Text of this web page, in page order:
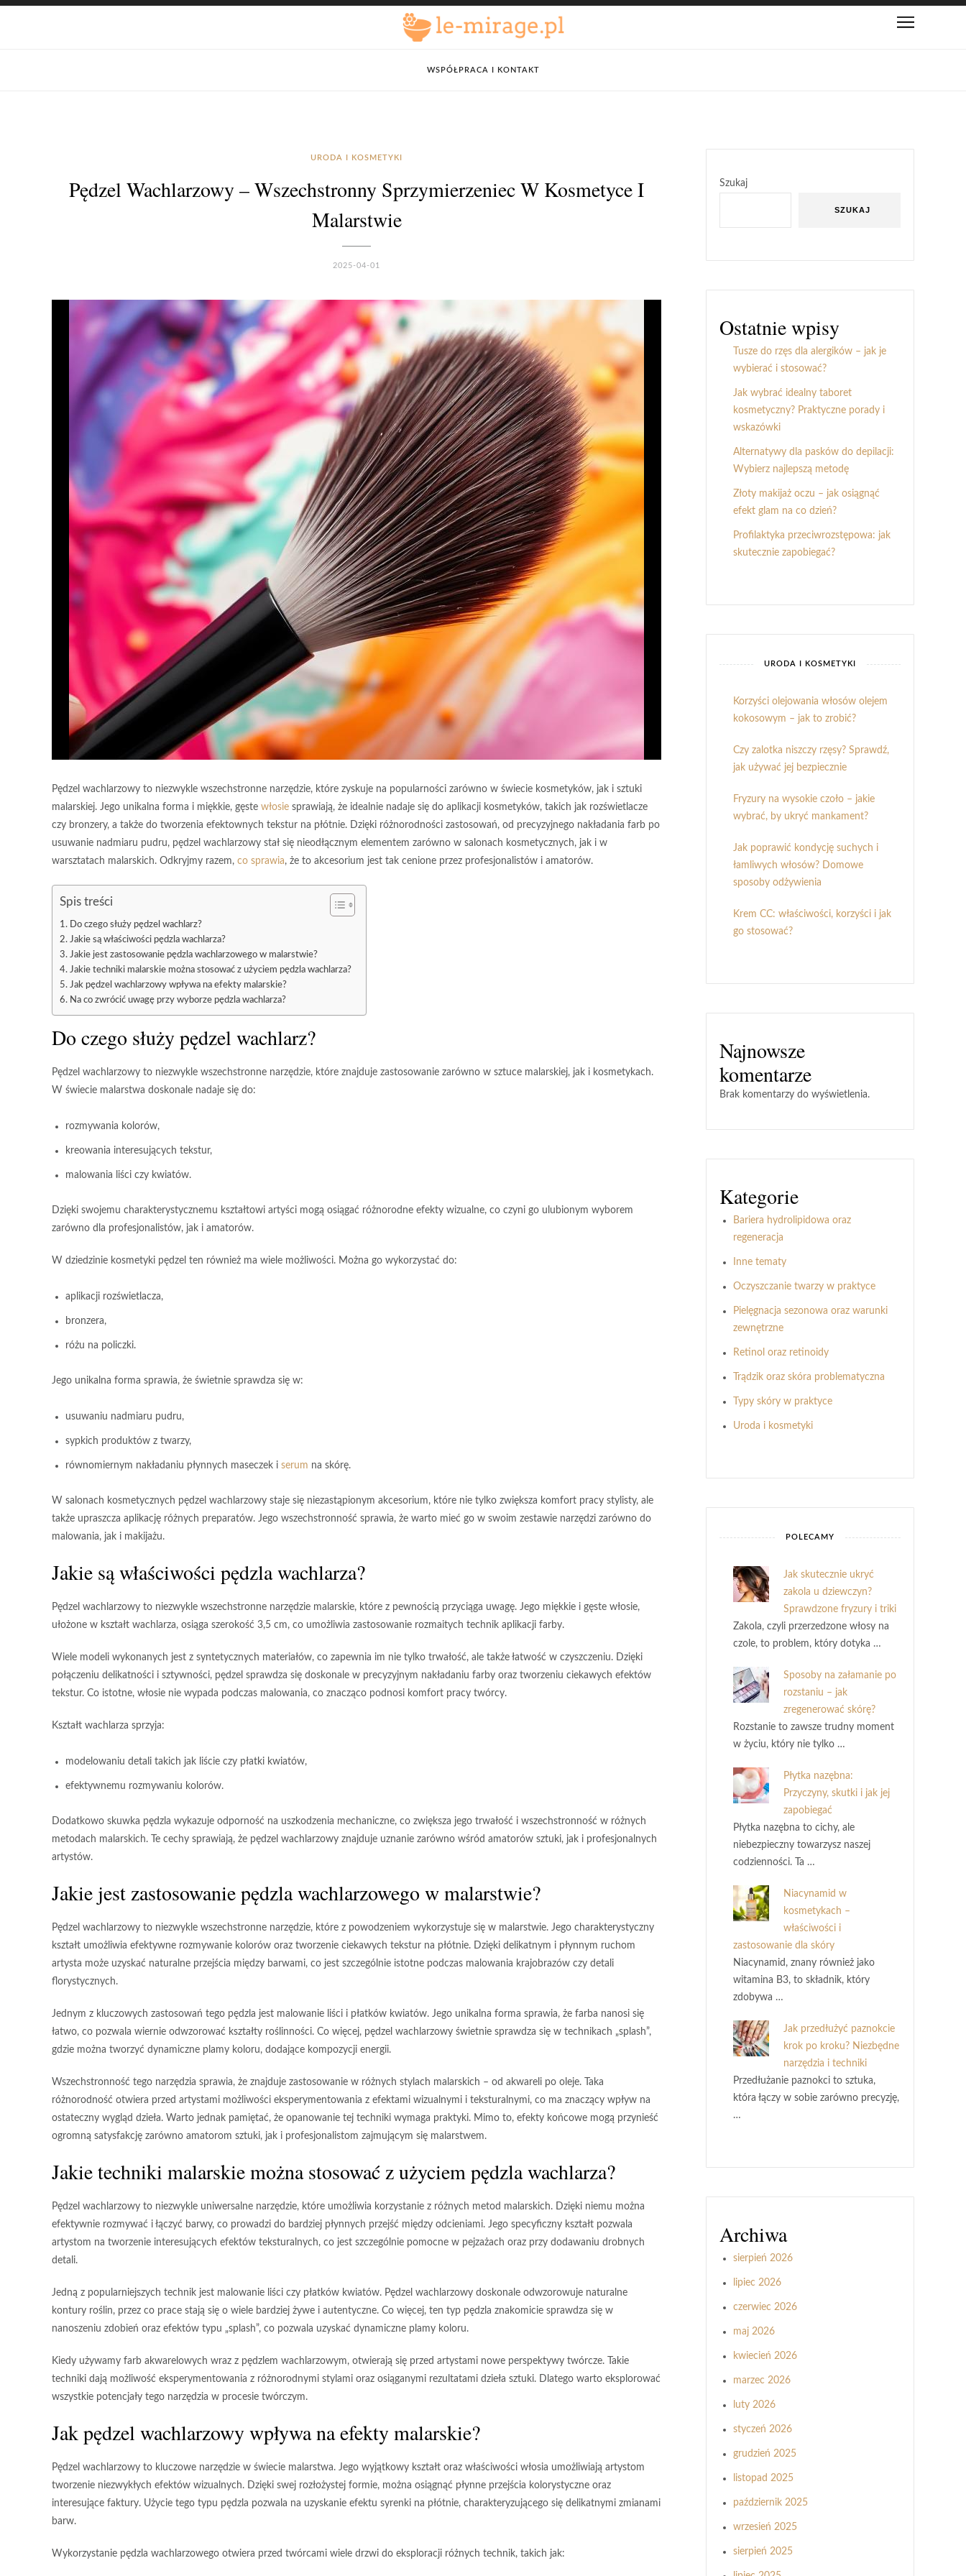
WSPÓŁPRACA I KONTAKT
URODA I KOSMETYKI
Pędzel Wachlarzowy – Wszechstronny Sprzymierzeniec W Kosmetyce I
Malarstwie
2025-04-01
Pędzel wachlarzowy to niezwykle wszechstronne narzędzie, które zyskuje na popularności zarówno w świecie kosmetyków, jak i sztuki
malarskiej. Jego unikalna forma i miękkie, gęste włosie sprawiają, że idealnie nadaje się do aplikacji kosmetyków, takich jak rozświetlacze
czy bronzery, a także do tworzenia efektownych tekstur na płótnie. Dzięki różnorodności zastosowań, od precyzyjnego nakładania farb po
usuwanie nadmiaru pudru, pędzel wachlarzowy stał się nieodłącznym elementem zarówno w salonach kosmetycznych, jak i w
warsztatach malarskich. Odkryjmy razem, co sprawia, że to akcesorium jest tak cenione przez profesjonalistów i amatorów.
Spis treści
Do czego służy pędzel wachlarz?
Jakie są właściwości pędzla wachlarza?
Jakie jest zastosowanie pędzla wachlarzowego w malarstwie?
Jakie techniki malarskie można stosować z użyciem pędzla wachlarza?
Jak pędzel wachlarzowy wpływa na efekty malarskie?
Na co zwrócić uwagę przy wyborze pędzla wachlarza?
Do czego służy pędzel wachlarz?
Pędzel wachlarzowy to niezwykle wszechstronne narzędzie, które znajduje zastosowanie zarówno w sztuce malarskiej, jak i kosmetykach.
W świecie malarstwa doskonale nadaje się do:
rozmywania kolorów,
kreowania interesujących tekstur,
malowania liści czy kwiatów.
Dzięki swojemu charakterystycznemu kształtowi artyści mogą osiągać różnorodne efekty wizualne, co czyni go ulubionym wyborem
zarówno dla profesjonalistów, jak i amatorów.
W dziedzinie kosmetyki pędzel ten również ma wiele możliwości. Można go wykorzystać do:
aplikacji rozświetlacza,
bronzera,
różu na policzki.
Jego unikalna forma sprawia, że świetnie sprawdza się w:
usuwaniu nadmiaru pudru,
sypkich produktów z twarzy,
równomiernym nakładaniu płynnych maseczek i serum na skórę.
W salonach kosmetycznych pędzel wachlarzowy staje się niezastąpionym akcesorium, które nie tylko zwiększa komfort pracy stylisty, ale
także upraszcza aplikację różnych preparatów. Jego wszechstronność sprawia, że warto mieć go w swoim zestawie narzędzi zarówno do
malowania, jak i makijażu.
Jakie są właściwości pędzla wachlarza?
Pędzel wachlarzowy to niezwykle wszechstronne narzędzie malarskie, które z pewnością przyciąga uwagę. Jego miękkie i gęste włosie,
ułożone w kształt wachlarza, osiąga szerokość 3,5 cm, co umożliwia zastosowanie rozmaitych technik aplikacji farby.
Wiele modeli wykonanych jest z syntetycznych materiałów, co zapewnia im nie tylko trwałość, ale także łatwość w czyszczeniu. Dzięki
połączeniu delikatności i sztywności, pędzel sprawdza się doskonale w precyzyjnym nakładaniu farby oraz tworzeniu ciekawych efektów
tekstur. Co istotne, włosie nie wypada podczas malowania, co znacząco podnosi komfort pracy twórcy.
Kształt wachlarza sprzyja:
modelowaniu detali takich jak liście czy płatki kwiatów,
efektywnemu rozmywaniu kolorów.
Dodatkowo skuwka pędzla wykazuje odporność na uszkodzenia mechaniczne, co zwiększa jego trwałość i wszechstronność w różnych
metodach malarskich. Te cechy sprawiają, że pędzel wachlarzowy znajduje uznanie zarówno wśród amatorów sztuki, jak i profesjonalnych
artystów.
Jakie jest zastosowanie pędzla wachlarzowego w malarstwie?
Pędzel wachlarzowy to niezwykle wszechstronne narzędzie, które z powodzeniem wykorzystuje się w malarstwie. Jego charakterystyczny
kształt umożliwia efektywne rozmywanie kolorów oraz tworzenie ciekawych tekstur na płótnie. Dzięki delikatnym i płynnym ruchom
artysta może uzyskać naturalne przejścia między barwami, co jest szczególnie istotne podczas malowania krajobrazów czy detali
florystycznych.
Jednym z kluczowych zastosowań tego pędzla jest malowanie liści i płatków kwiatów. Jego unikalna forma sprawia, że farba nanosi się
łatwo, co pozwala wiernie odwzorować kształty roślinności. Co więcej, pędzel wachlarzowy świetnie sprawdza się w technikach „splash”,
gdzie można tworzyć dynamiczne plamy koloru, dodające kompozycji energii.
Wszechstronność tego narzędzia sprawia, że znajduje zastosowanie w różnych stylach malarskich – od akwareli po oleje. Taka
różnorodność otwiera przed artystami możliwości eksperymentowania z efektami wizualnymi i teksturalnymi, co ma znaczący wpływ na
ostateczny wygląd dzieła. Warto jednak pamiętać, że opanowanie tej techniki wymaga praktyki. Mimo to, efekty końcowe mogą przynieść
ogromną satysfakcję zarówno amatorom sztuki, jak i profesjonalistom zajmującym się malarstwem.
Jakie techniki malarskie można stosować z użyciem pędzla wachlarza?
Pędzel wachlarzowy to niezwykle uniwersalne narzędzie, które umożliwia korzystanie z różnych metod malarskich. Dzięki niemu można
efektywnie rozmywać i łączyć barwy, co prowadzi do bardziej płynnych przejść między odcieniami. Jego specyficzny kształt pozwala
artystom na tworzenie interesujących efektów teksturalnych, co jest szczególnie pomocne w pejzażach oraz przy dodawaniu drobnych
detali.
Jedną z popularniejszych technik jest malowanie liści czy płatków kwiatów. Pędzel wachlarzowy doskonale odwzorowuje naturalne
kontury roślin, przez co prace stają się o wiele bardziej żywe i autentyczne. Co więcej, ten typ pędzla znakomicie sprawdza się w
nanoszeniu zdobień oraz efektów typu „splash”, co pozwala uzyskać dynamiczne plamy koloru.
Kiedy używamy farb akwarelowych wraz z pędzlem wachlarzowym, otwierają się przed artystami nowe perspektywy twórcze. Takie
techniki dają możliwość eksperymentowania z różnorodnymi stylami oraz osiąganymi rezultatami dzieła sztuki. Dlatego warto eksplorować
wszystkie potencjały tego narzędzia w procesie twórczym.
Jak pędzel wachlarzowy wpływa na efekty malarskie?
Pędzel wachlarzowy to kluczowe narzędzie w świecie malarstwa. Jego wyjątkowy kształt oraz właściwości włosia umożliwiają artystom
tworzenie niezwykłych efektów wizualnych. Dzięki swej rozłożystej formie, można osiągnąć płynne przejścia kolorystyczne oraz
interesujące faktury. Użycie tego typu pędzla pozwala na uzyskanie efektu syrenki na płótnie, charakteryzującego się delikatnymi zmianami
barw.
Wykorzystanie pędzla wachlarzowego otwiera przed twórcami wiele drzwi do eksploracji różnych technik, takich jak:
Szukaj
SZUKAJ
Ostatnie wpisy
Tusze do rzęs dla alergików – jak je
wybierać i stosować?
Jak wybrać idealny taboret
kosmetyczny? Praktyczne porady i
wskazówki
Alternatywy dla pasków do depilacji:
Wybierz najlepszą metodę
Złoty makijaż oczu – jak osiągnąć
efekt glam na co dzień?
Profilaktyka przeciwrozstępowa: jak
skutecznie zapobiegać?
URODA I KOSMETYKI
Korzyści olejowania włosów olejem
kokosowym – jak to zrobić?
Czy zalotka niszczy rzęsy? Sprawdź,
jak używać jej bezpiecznie
Fryzury na wysokie czoło – jakie
wybrać, by ukryć mankament?
Jak poprawić kondycję suchych i
łamliwych włosów? Domowe
sposoby odżywienia
Krem CC: właściwości, korzyści i jak
go stosować?
Najnowsze
komentarze
Brak komentarzy do wyświetlenia.
Kategorie
Bariera hydrolipidowa oraz
regeneracja
Inne tematy
Oczyszczanie twarzy w praktyce
Pielęgnacja sezonowa oraz warunki
zewnętrzne
Retinol oraz retinoidy
Trądzik oraz skóra problematyczna
Typy skóry w praktyce
Uroda i kosmetyki
POLECAMY
Jak skutecznie ukryć
zakola u dziewczyn?
Sprawdzone fryzury i triki
Zakola, czyli przerzedzone włosy na
czole, to problem, który dotyka …
Sposoby na załamanie po
rozstaniu – jak
zregenerować skórę?
Rozstanie to zawsze trudny moment
w życiu, który nie tylko …
Płytka nazębna:
Przyczyny, skutki i jak jej
zapobiegać
Płytka nazębna to cichy, ale
niebezpieczny towarzysz naszej
codzienności. Ta …
Niacynamid w
kosmetykach –
właściwości i
zastosowanie dla skóry
Niacynamid, znany również jako
witamina B3, to składnik, który
zdobywa …
Jak przedłużyć paznokcie
krok po kroku? Niezbędne
narzędzia i techniki
Przedłużanie paznokci to sztuka,
która łączy w sobie zarówno precyzję,
…
Archiwa
sierpień 2026
lipiec 2026
czerwiec 2026
maj 2026
kwiecień 2026
marzec 2026
luty 2026
styczeń 2026
grudzień 2025
listopad 2025
październik 2025
wrzesień 2025
sierpień 2025